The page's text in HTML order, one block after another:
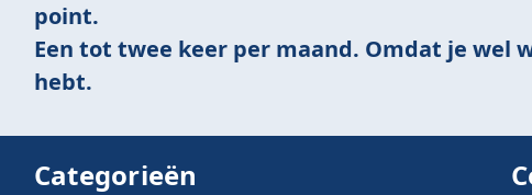
point.
Een tot twee keer per maand. Omdat je wel
hebt.
Categorieën